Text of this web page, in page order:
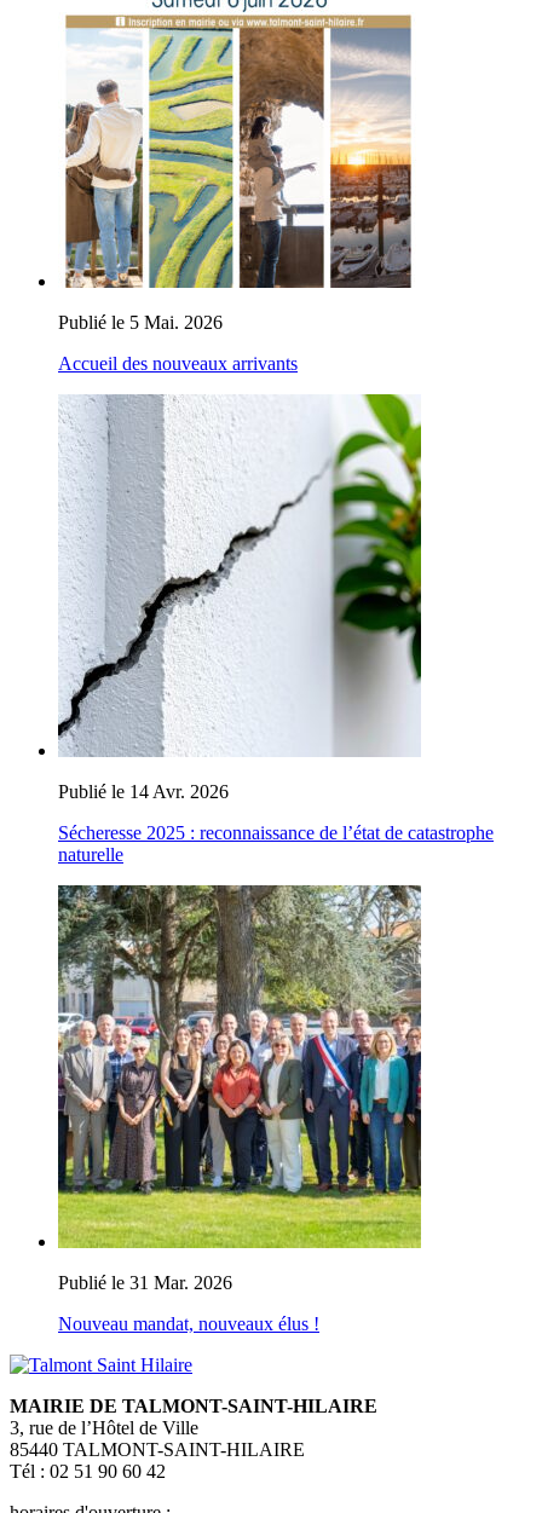
Publié le 5 Mai. 2026
Accueil des nouveaux arrivants
Publié le 14 Avr. 2026
Sécheresse 2025 : reconnaissance de l’état de catastrophe
naturelle
Publié le 31 Mar. 2026
Nouveau mandat, nouveaux élus !
MAIRIE DE TALMONT-SAINT-HILAIRE
3, rue de l’Hôtel de Ville
85440 TALMONT-SAINT-HILAIRE
Tél : 02 51 90 60 42